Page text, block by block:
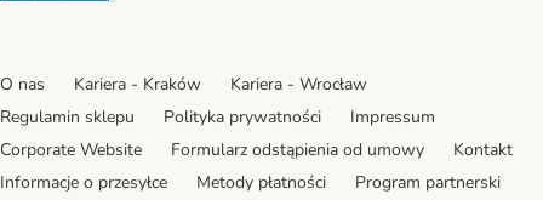
O nas Kariera - Kraków
Kariera - Wrocław
Regulamin sklepu
Polityka prywatności
Impressum
Corporate Website
Formularz odstąpienia od umowy
Kontakt
Informacje o przesyłce
Metody płatności Program partnerski